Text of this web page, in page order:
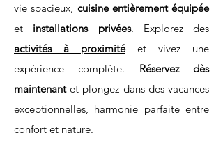
vie spacieux, cuisine entièrement équipée
et installations privées. Explorez des
activités à proximitéet vivez une
expérience complète. Réservez dès
maintenantet plongez dans des vacances
exceptionnelles, harmonie parfaite entre
confort et nature.